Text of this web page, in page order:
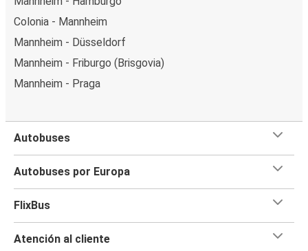
Colonia - Mannheim
Mannheim - Düsseldorf
Mannheim - Friburgo (Brisgovia)
Mannheim - Praga
Autobuses
Autobuses por Europa
FlixBus
Atención al cliente